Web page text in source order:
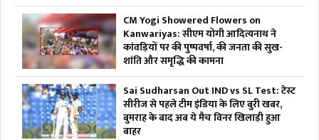
CM Yogi Showered Flowers on
Kanwariyas: सीएम योगी आदित्यनाथ ने
कांवड़ियों पर की पुष्पवर्षा, की जनता की सुख-
शांति और समृद्धि की कामना
Sai Sudharsan Out IND vs SL Test: टेस्ट
सीरीज से पहले टीम इंडिया के लिए बुरी खबर,
बुमराह के बाद अब ये मैच विनर खिलाड़ी हुआ
बाहर